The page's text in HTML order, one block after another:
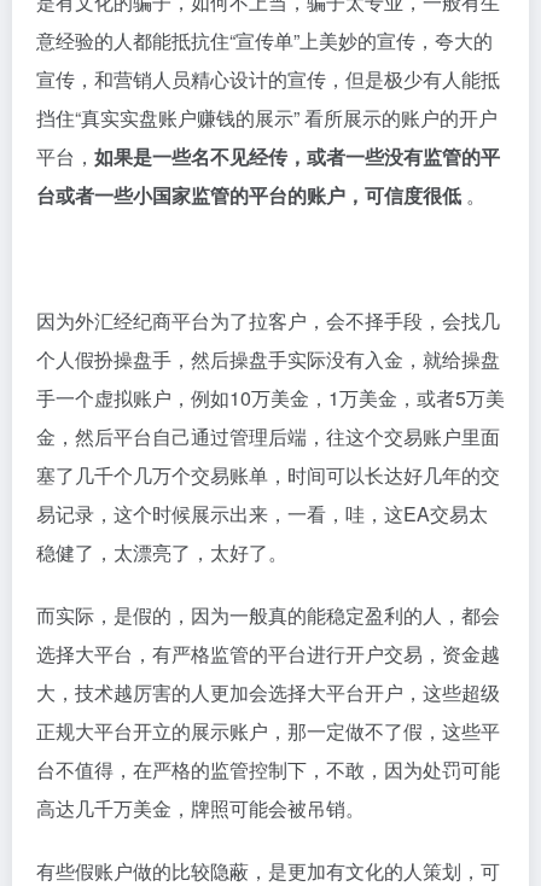
意经验的人都能抵抗住“宣传单”上美妙的宣传，夸大的
宣传，和营销人员精心设计的宣传，但是极少有人能抵
挡住“真实实盘账户赚钱的展示” 看所展示的账户的开户
平台， 如果是一些名不见经传，或者一些没有监管的平
台或者一些小国家监管的平台的账户，可信度很低 。
因为外汇经纪商平台为了拉客户，会不择手段，会找几
个人假扮操盘手，然后操盘手实际没有入金，就给操盘
手一个虚拟账户，例如10万美金，1万美金，或者5万美
金，然后平台自己通过管理后端，往这个交易账户里面
塞了几千个几万个交易账单，时间可以长达好几年的交
易记录，这个时候展示出来，一看，哇，这EA交易太
稳健了，太漂亮了，太好了。
而实际，是假的，因为一般真的能稳定盈利的人，都会
选择大平台，有严格监管的平台进行开户交易，资金越
大，技术越厉害的人更加会选择大平台开户，这些超级
正规大平台开立的展示账户，那一定做不了假，这些平
台不值得，在严格的监管控制下，不敢，因为处罚可能
高达几千万美金，牌照可能会被吊销。
有些假账户做的比较隐蔽，是更加有文化的人策划，可